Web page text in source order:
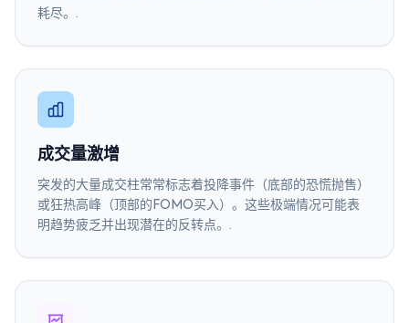
耗尽。.
成交量激增
突发的大量成交柱常常标志着投降事件（底部的恐慌抛售）
或狂热高峰（顶部的FOMO买入）。这些极端情况可能表
明趋势疲乏并出现潜在的反转点。.